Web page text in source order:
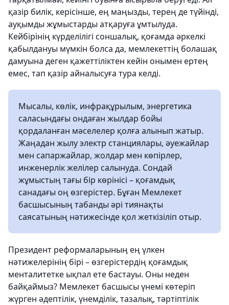
қазір билік, керісінше, ең маңызды, терең де түйінді,
ауқымды жұмыстарды атқаруға ұмтылуда.
Кейбірінің күрделілігі соншалық, қоғамда әркелкі
қабылдануы мүмкін болса да, мемлекеттің болашақ
дамуына деген қажеттіліктен кейін онымен ертең
емес, тап қазір айналысуға тура келді.
Мысалы, көлік, инфрақұрылым, энергетика
саласындағы ондаған жылдар бойы
қордаланған мәселелер қолға алынып жатыр.
Жаңадан жылу электр станциялары, әуежайлар
мен сапаржайлар, жолдар мен көпірлер,
инженерлік желілер салынуда. Сондай
жұмыстың тағы бір көрінісі – қоғамдық
санадағы оң өзгерістер. Бұған Мемлекет
басшысының табанды әрі тиянақты
саясатының нәтижесінде қол жеткізіліп отыр.
Президент реформаларының ең үлкен
нәтижелерінің бірі – өзгерістердің қоғамдық
менталитетке ықпал ете бастауы. Оны неден
байқаймыз? Мемлекет басшысы үнемі көтеріп
жүрген әдептілік, үнемділік, тазалық, тәртіптілік